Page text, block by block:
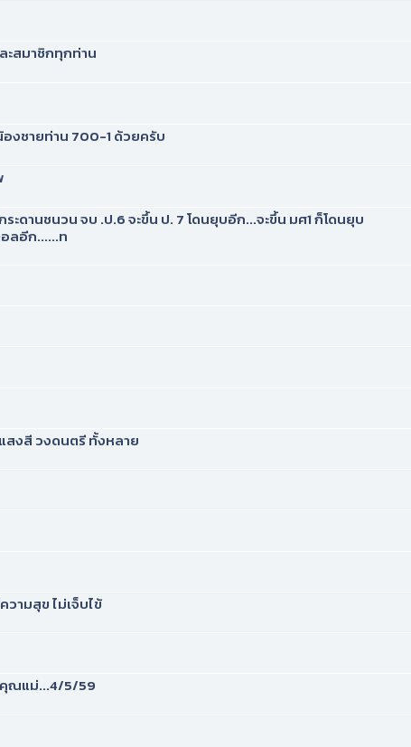
ะสมาชิกทุกท่าน
งชายท่าน 700-1 ด้วยครับ
ดานชนวน จบ .ป.6 จะขึ้น ป. 7 โดนยุบอีก...จะขึ้น มศ1 ก็โดนยุบ
ลอีก......ท
สงสี วงดนตรี ทั้งหลาย
ามสุข ไม่เจ็บไข้
คุณแม่...4/5/59